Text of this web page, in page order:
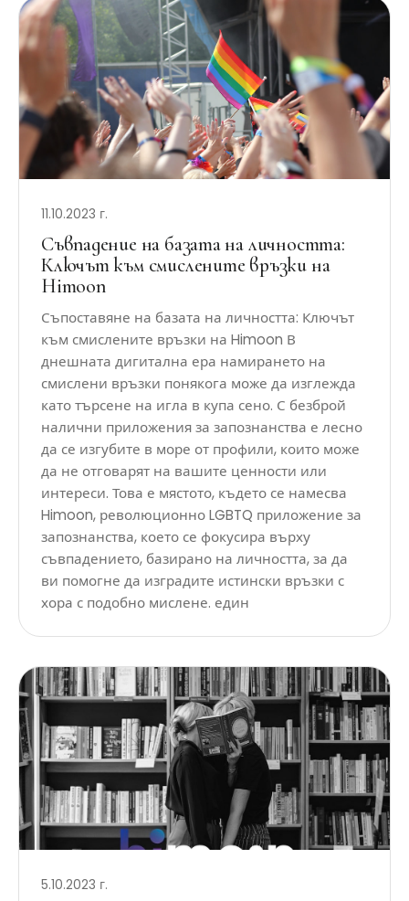
11.10.2023 г.
Съвпадение на базата на личността:
Ключът към смислените връзки на
Himoon
Съпоставяне на базата на личността: Ключът
към смислените връзки на Himoon В
днешната дигитална ера намирането на
смислени връзки понякога може да изглежда
като търсене на игла в купа сено. С безброй
налични приложения за запознанства е лесно
да се изгубите в море от профили, които може
да не отговарят на вашите ценности или
интереси. Това е мястото, където се намесва
Himoon, революционно LGBTQ приложение за
запознанства, което се фокусира върху
съвпадението, базирано на личността, за да
ви помогне да изградите истински връзки с
хора с подобно мислене. един
5.10.2023 г.